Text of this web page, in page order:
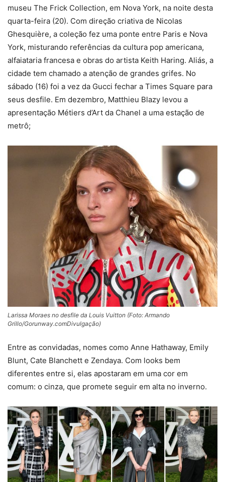
museu The Frick Collection, em Nova York, na noite desta
quarta-feira (20). Com direção criativa de Nicolas
Ghesquière, a coleção fez uma ponte entre Paris e Nova
York, misturando referências da cultura pop americana,
alfaiataria francesa e obras do artista Keith Haring. Aliás, a
cidade tem chamado a atenção de grandes grifes. No
sábado (16) foi a vez da Gucci fechar a Times Square para
seus desfile. Em dezembro, Matthieu Blazy levou a
apresentação Métiers d’Art da Chanel a uma estação de
metrô;
Larissa Moraes no desfile da Louis Vuitton (Foto: Armando
Grillo/Gorunway.comDivulgação)
Entre as convidadas, nomes como Anne Hathaway, Emily
Blunt, Cate Blanchett e Zendaya. Com looks bem
diferentes entre si, elas apostaram em uma cor em
comum: o cinza, que promete seguir em alta no inverno.